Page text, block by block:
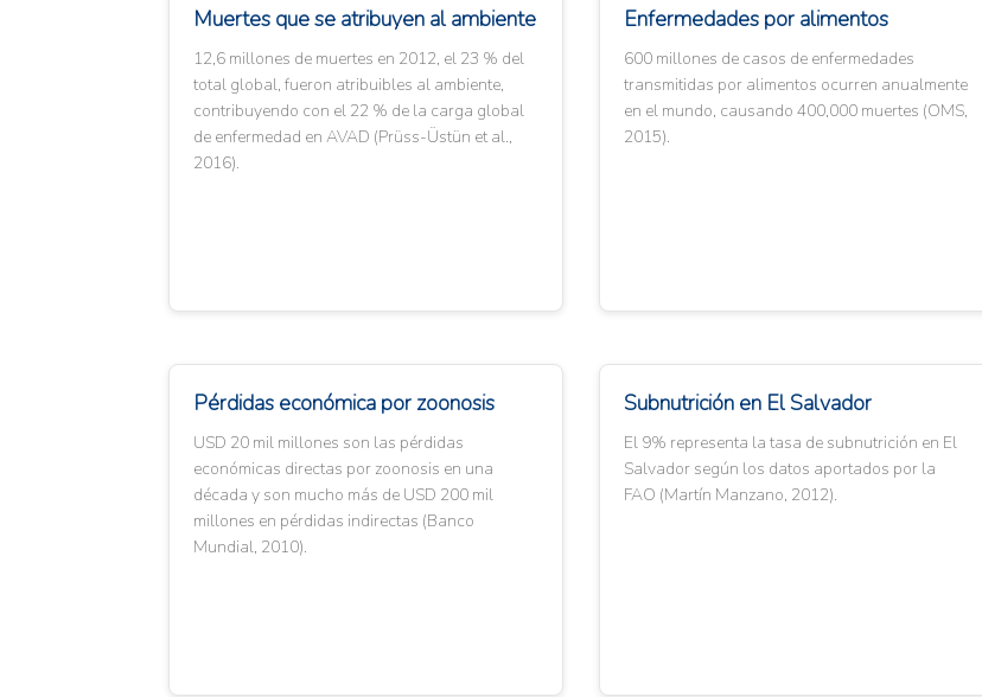
Muertes que se atribuyen al ambiente
12,6 millones de muertes en 2012, el 23 % del
total global, fueron atribuibles al ambiente,
contribuyendo con el 22 % de la carga global
de enfermedad en AVAD (Prüss-Üstün et al.,
2016).
Enfermedades por alimentos
600 millones de casos de enfermedades
transmitidas por alimentos ocurren anualmente
en el mundo, causando 400,000 muertes (OMS,
2015).
Pérdidas económica por zoonosis
USD 20 mil millones son las pérdidas
económicas directas por zoonosis en una
década y son mucho más de USD 200 mil
millones en pérdidas indirectas (Banco
Mundial, 2010).
Subnutrición en El Salvador
El 9% representa la tasa de subnutrición en El
Salvador según los datos aportados por la
FAO (Martín Manzano, 2012).